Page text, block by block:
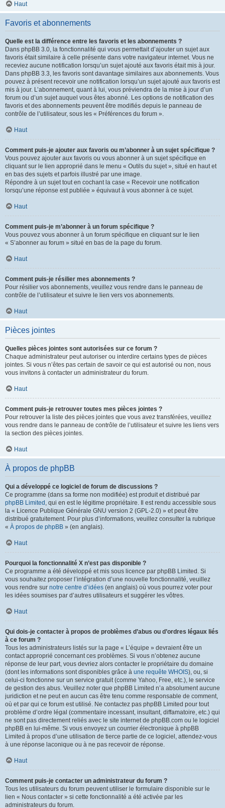
Haut
Favoris et abonnements
Quelle est la différence entre les favoris et les abonnements ?
Dans phpBB 3.0, la fonctionnalité qui vous permettait d’ajouter un sujet aux
favoris était similaire à celle présente dans votre navigateur internet. Vous ne
receviez aucune notification lorsqu’un sujet ajouté aux favoris était mis à jour.
Dans phpBB 3.3, les favoris sont davantage similaires aux abonnements. Vous
pouvez à présent recevoir une notification lorsqu’un sujet ajouté aux favoris est
mis à jour. L’abonnement, quant à lui, vous préviendra de la mise à jour d’un
forum ou d’un sujet auquel vous êtes abonné. Les options de notification des
favoris et des abonnements peuvent être modifiés depuis le panneau de
contrôle de l’utilisateur, sous les « Préférences du forum ».
Haut
Comment puis-je ajouter aux favoris ou m’abonner à un sujet spécifique ?
Vous pouvez ajouter aux favoris ou vous abonner à un sujet spécifique en
cliquant sur le lien approprié dans le menu « Outils du sujet », situé en haut et
en bas des sujets et parfois illustré par une image.
Répondre à un sujet tout en cochant la case « Recevoir une notification
lorsqu’une réponse est publiée » équivaut à vous abonner à ce sujet.
Haut
Comment puis-je m’abonner à un forum spécifique ?
Vous pouvez vous abonner à un forum spécifique en cliquant sur le lien
« S’abonner au forum » situé en bas de la page du forum.
Haut
Comment puis-je résilier mes abonnements ?
Pour résilier vos abonnements, veuillez vous rendre dans le panneau de
contrôle de l’utilisateur et suivre le lien vers vos abonnements.
Haut
Pièces jointes
Quelles pièces jointes sont autorisées sur ce forum ?
Chaque administrateur peut autoriser ou interdire certains types de pièces
jointes. Si vous n’êtes pas certain de savoir ce qui est autorisé ou non, nous
vous invitons à contacter un administrateur du forum.
Haut
Comment puis-je retrouver toutes mes pièces jointes ?
Pour retrouver la liste des pièces jointes que vous avez transférées, veuillez
vous rendre dans le panneau de contrôle de l’utilisateur et suivre les liens vers
la section des pièces jointes.
Haut
À propos de phpBB
Qui a développé ce logiciel de forum de discussions ?
Ce programme (dans sa forme non modifiée) est produit et distribué par
phpBB Limited , qui en est le légitime propriétaire. Il est rendu accessible sous
la « Licence Publique Générale GNU version 2 (GPL-2.0) » et peut être
distribué gratuitement. Pour plus d’informations, veuillez consulter la rubrique
« À propos de phpBB » (en anglais).
Haut
Pourquoi la fonctionnalité X n’est pas disponible ?
Ce programme a été développé et mis sous licence par phpBB Limited. Si
vous souhaitez proposer l’intégration d’une nouvelle fonctionnalité, veuillez
vous rendre sur notre centre d’idées (en anglais) où vous pourrez voter pour
les idées soumises par d’autres utilisateurs et suggérer les vôtres.
Haut
Qui dois-je contacter à propos de problèmes d’abus ou d’ordres légaux liés
à ce forum ?
Tous les administrateurs listés sur la page « L’équipe » devraient être un
contact approprié concernant ces problèmes. Si vous n’obtenez aucune
réponse de leur part, vous devriez alors contacter le propriétaire du domaine
(dont les informations sont disponibles grâce à une requête WHOIS), ou, si
celui-ci fonctionne sur un service gratuit (comme Yahoo, Free, etc.), le service
de gestion des abus. Veuillez noter que phpBB Limited n’a absolument aucune
juridiction et ne peut en aucun cas être tenu comme responsable de comment,
où et par qui ce forum est utilisé. Ne contactez pas phpBB Limited pour tout
problème d’ordre légal (commentaire incessant, insultant, diffamatoire, etc.) qui
ne sont pas directement reliés avec le site internet de phpBB.com ou le logiciel
phpBB en lui-même. Si vous envoyez un courrier électronique à phpBB
Limited à propos d’une utilisation de tierce partie de ce logiciel, attendez-vous
à une réponse laconique ou à ne pas recevoir de réponse.
Haut
Comment puis-je contacter un administrateur du forum ?
Tous les utilisateurs du forum peuvent utiliser le formulaire disponible sur le
lien « Nous contacter » si cette fonctionnalité a été activée par les
administrateurs du forum.